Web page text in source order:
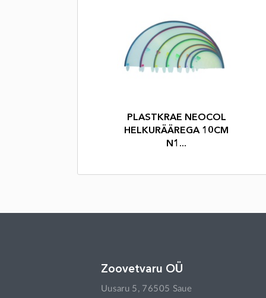
PLASTKRAE NEOCOL
HELKURÄÄREGA 10CM
N1...
Zoovetvaru OÜ
Uusaru 5, 76505 Saue